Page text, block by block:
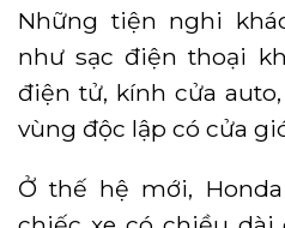
Những tiện nghi
như sạc điện thoại
điện tử, kính cửa
vùng độc lập có cửa
Ở thế hệ mới,